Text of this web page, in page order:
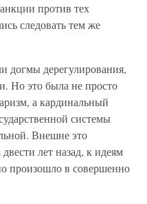
против тех
следовать тем же
догмы дерегулирования,
Но это была не просто
а кардинальный
системы
Внешне это
лет назад, к идеям
произошло в совершенно